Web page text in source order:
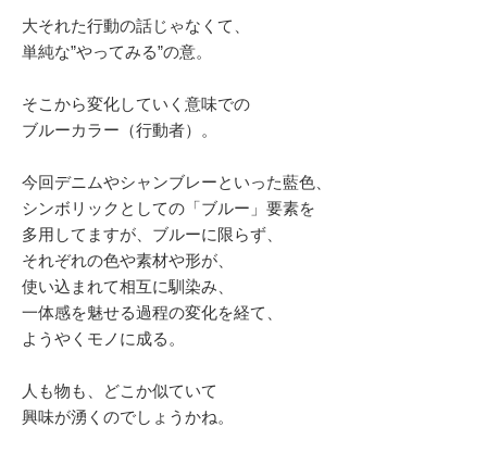
大それた行動の話じゃなくて、
単純な”やってみる”の意。
そこから変化していく意味での
ブルーカラー（行動者）。
今回デニムやシャンブレーといった藍色、
シンボリックとしての「ブルー」要素を
多用してますが、ブルーに限らず、
それぞれの色や素材や形が、
使い込まれて相互に馴染み、
一体感を魅せる過程の変化を経て、
ようやくモノに成る。
人も物も、どこか似ていて
興味が湧くのでしょうかね。